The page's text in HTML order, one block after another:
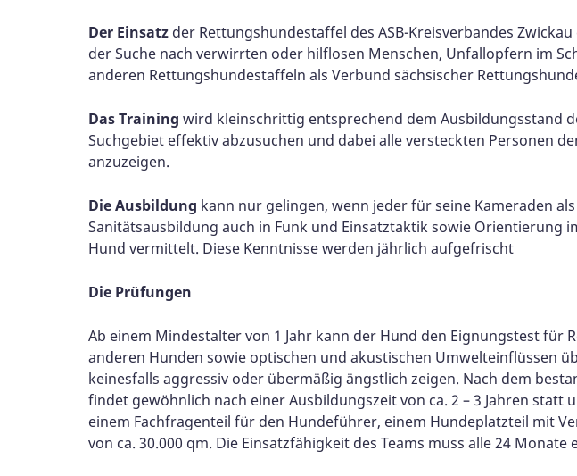
Der Einsatz der Rettungshundestaffel des ASB-Kreisverbandes
der Suche nach verwirrten oder hilflosen Menschen, Unfallopfern im
anderen Rettungshundestaffeln als Verbund sächsischer
Das Training wird kleinschrittig entsprechend dem Ausbildungsstand
Suchgebiet effektiv abzusuchen und dabei alle versteckten Personen
anzuzeigen.
Die Ausbildung kann nur gelingen, wenn jeder für seine Kameraden
Sanitätsausbildung auch in Funk und Einsatztaktik sowie Orientierung
Hund vermittelt. Diese Kenntnisse werden jährlich aufgefrischt
Die Prüfungen
Ab einem Mindestalter von 1 Jahr kann der Hund den Eignungstest
anderen Hunden sowie optischen und akustischen Umwelteinflüssen
keinesfalls aggressiv oder übermäßig ängstlich zeigen. Nach dem
findet gewöhnlich nach einer Ausbildungszeit von ca. 2 – 3 Jahren
einem Fachfragenteil für den Hundeführer, einem Hundeplatzteil mit
von ca. 30.000 qm. Die Einsatzfähigkeit des Teams muss alle 24